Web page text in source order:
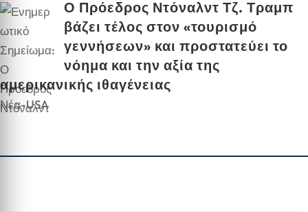
Ο Πρόεδρος Ντόναλντ Τζ. Τραμπ
βάζει τέλος στον «τουρισμό
γεννήσεων» και προστατεύει το
νόημα και την αξία της
αμερικανικής ιθαγένειας
Νέα-USA